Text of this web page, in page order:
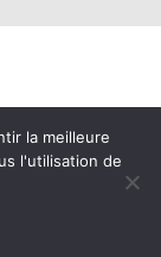
la meilleure
l'utilisation de